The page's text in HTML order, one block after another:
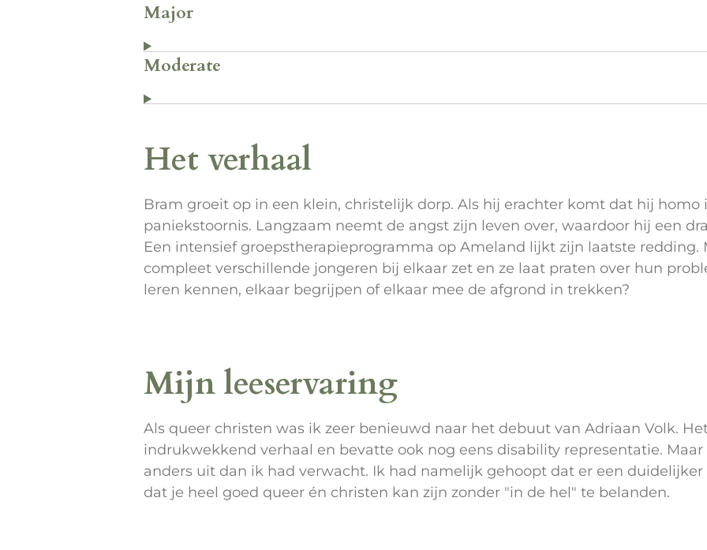
Major
Moderate
Het verhaal
Bram groeit op in een klein, christelijk dorp. Als hij erachter komt dat hij
paniekstoornis. Langzaam neemt de angst zijn leven over, waardoor hij een
Een intensief groepstherapieprogramma op Ameland lijkt zijn laatste redding.
compleet verschillende jongeren bij elkaar zet en ze laat praten over hun
leren kennen, elkaar begrijpen of elkaar mee de afgrond in trekken?
Mijn leeservaring
Als queer christen was ik zeer benieuwd naar het debuut van Adriaan Volk.
indrukwekkend verhaal en bevatte ook nog eens disability representatie.
anders uit dan ik had verwacht. Ik had namelijk gehoopt dat er een
dat je heel goed queer én christen kan zijn zonder "in de hel" te belanden.